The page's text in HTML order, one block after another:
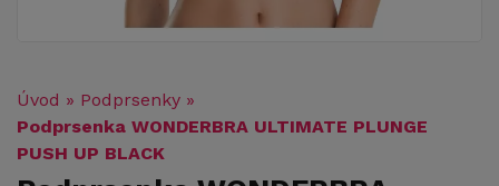
Úvod » Podprsenky »
Podprsenka WONDERBRA ULTIMATE PLUNGE
PUSH UP BLACK